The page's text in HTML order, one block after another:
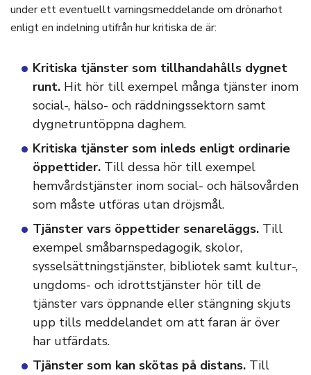
under ett eventuellt varningsmeddelande om drönarhot
enligt en indelning utifrån hur kritiska de är:
Kritiska tjänster som tillhandahålls dygnet
runt. Hit hör till exempel många tjänster inom
social-, hälso- och räddningssektorn samt
dygnetruntöppna daghem.
Kritiska tjänster som inleds enligt ordinarie
öppettider. Till dessa hör till exempel
hemvårdstjänster inom social- och hälsovården
som måste utföras utan dröjsmål.
Tjänster vars öppettider senareläggs. Till
exempel småbarnspedagogik, skolor,
sysselsättningstjänster, bibliotek samt kultur-,
ungdoms- och idrottstjänster hör till de
tjänster vars öppnande eller stängning skjuts
upp tills meddelandet om att faran är över
har utfärdats.
Tjänster som kan skötas på distans. Till